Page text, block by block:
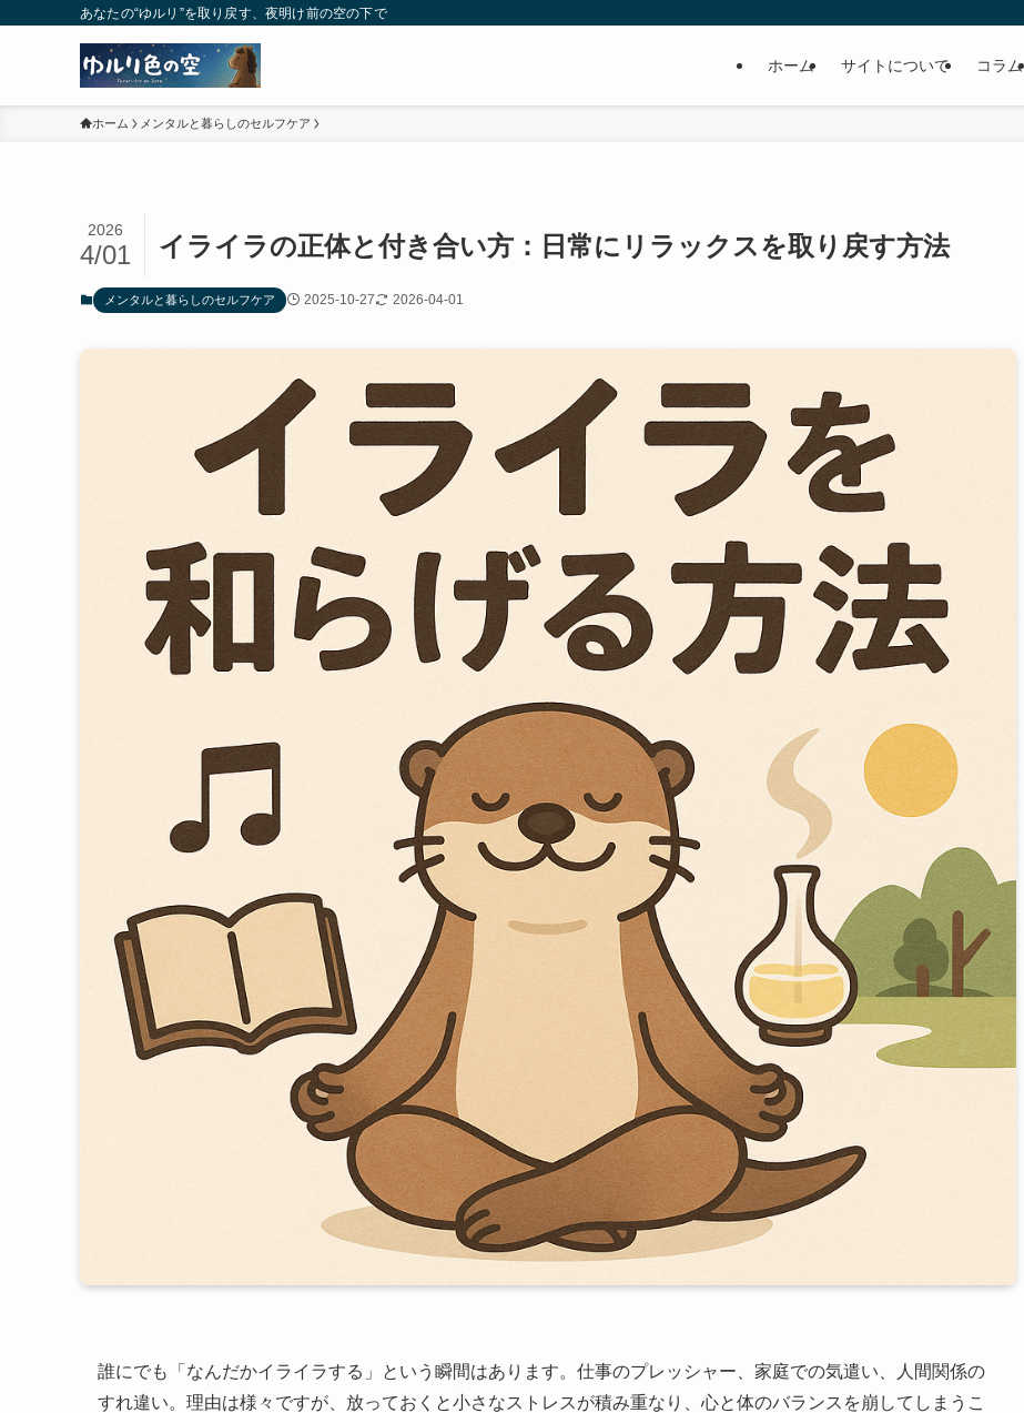
あなたの“ゆルリ”を取り戻す、夜明け前の空の下で
ホーム サイトについて コラム
ホーム メンタルと暮らしのセルフケア
イライラの正体と付き合い方：日常にリラックスを取り戻す方法
2026
4/01
メンタルと暮らしのセルフケア 2025-10-27 2026-04-01
誰にでも「なんだかイライラする」という瞬間はあります。仕事のプレッシャー、家庭での気遣い、人間関係の
すれ違い。理由は様々ですが、放っておくと小さなストレスが積み重なり、心と体のバランスを崩してしまうこ